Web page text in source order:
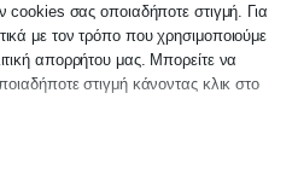
24100
Ελλάδα
cookies σας οποιαδήποτε στιγμή. Για
με τον τρόπο που χρησιμοποιούμε
απορρήτου μας. Μπορείτε να
στιγμή κάνοντας κλικ στο